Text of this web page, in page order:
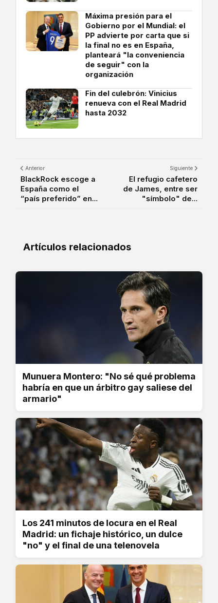
Máxima presión para el
Gobierno por el Mundial: el
PP advierte por carta que si
la final no es en España,
planteará "la conveniencia
de seguir" con la
organización
Fin del culebrón: Vinicius
renueva con el Real Madrid
hasta 2032
Anterior
BlackRock escoge a
España como el
“país preferido” en...
Siguiente
El refugio cafetero
de James, entre ser
"símbolo" de...
Artículos relacionados
Munuera Montero: "No sé qué problema
habría en que un árbitro gay saliese del
armario"
Los 241 minutos de locura en el Real
Madrid: un fichaje histórico, un dulce
"no" y el final de una telenovela